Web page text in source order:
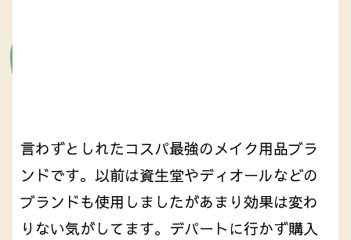
言わずとしれたコスパ最強のメイク用品ブラ
ンドです。以前は資生堂やディオールなどの
ブランドも使用しましたがあまり効果は変わ
りない気がしてます。デパートに行かず購入